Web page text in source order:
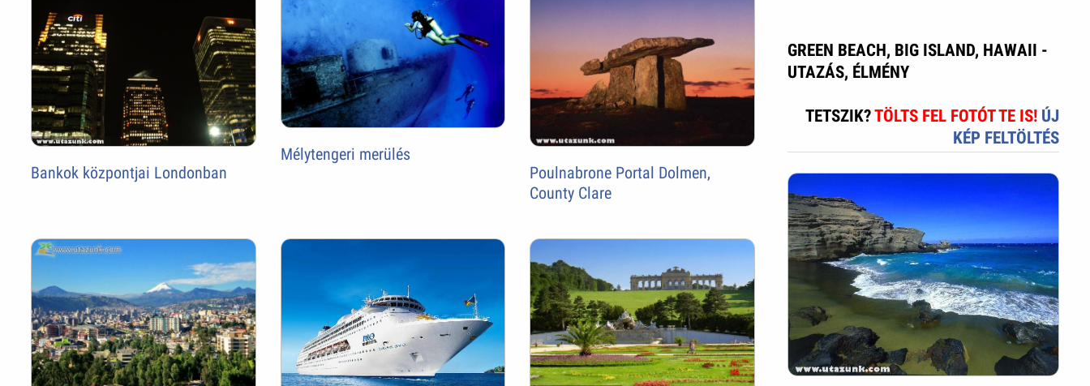
Bankok központjai Londonban
Mélytengeri merülés
Poulnabrone Portal Dolmen,
County Clare
GREEN BEACH, BIG ISLAND, HAWAII -
UTAZÁS, ÉLMÉNY
TETSZIK?TÖLTS FEL FOTÓT TE IS! ÚJ
KÉP FELTÖLTÉS